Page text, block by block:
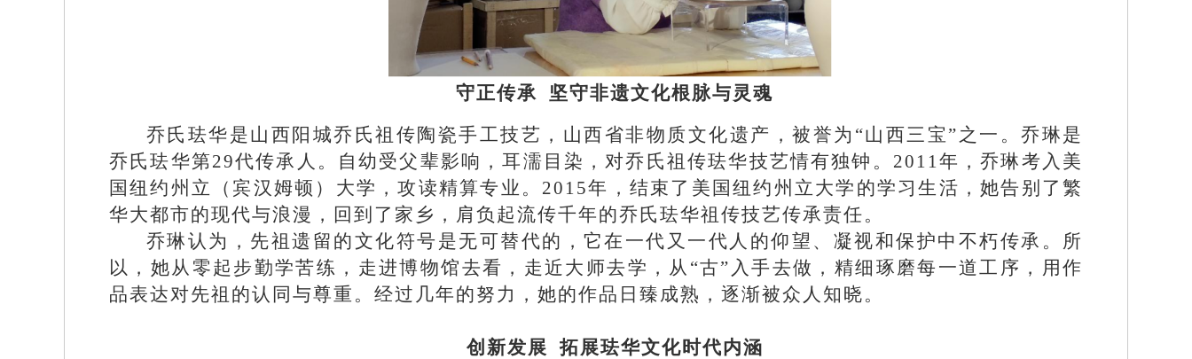
守正传承 坚守非遗文化根脉与灵魂
乔氏珐华是山西阳城乔氏祖传陶瓷手工技艺，山西省非物质文化遗产，被誉为“山西三宝”之一。乔琳是
乔氏珐华第29代传承人。自幼受父辈影响，耳濡目染，对乔氏祖传珐华技艺情有独钟。2011年，乔琳考入美
国纽约州立（宾汉姆顿）大学，攻读精算专业。2015年，结束了美国纽约州立大学的学习生活，她告别了繁
华大都市的现代与浪漫，回到了家乡，肩负起流传千年的乔氏珐华祖传技艺传承责任。
乔琳认为，先祖遗留的文化符号是无可替代的，它在一代又一代人的仰望、凝视和保护中不朽传承。所
以，她从零起步勤学苦练，走进博物馆去看，走近大师去学，从“古”入手去做，精细琢磨每一道工序，用作
品表达对先祖的认同与尊重。经过几年的努力，她的作品日臻成熟，逐渐被众人知晓。
创新发展 拓展珐华文化时代内涵